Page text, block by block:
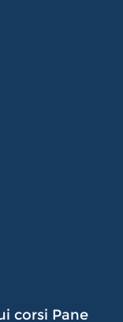
corsi Pane